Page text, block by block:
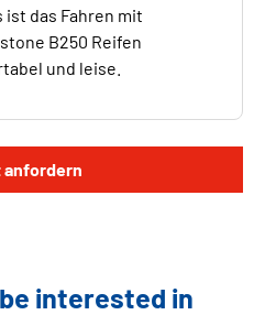
das Fahren mit
B250 Reifen
und leise.
interested in